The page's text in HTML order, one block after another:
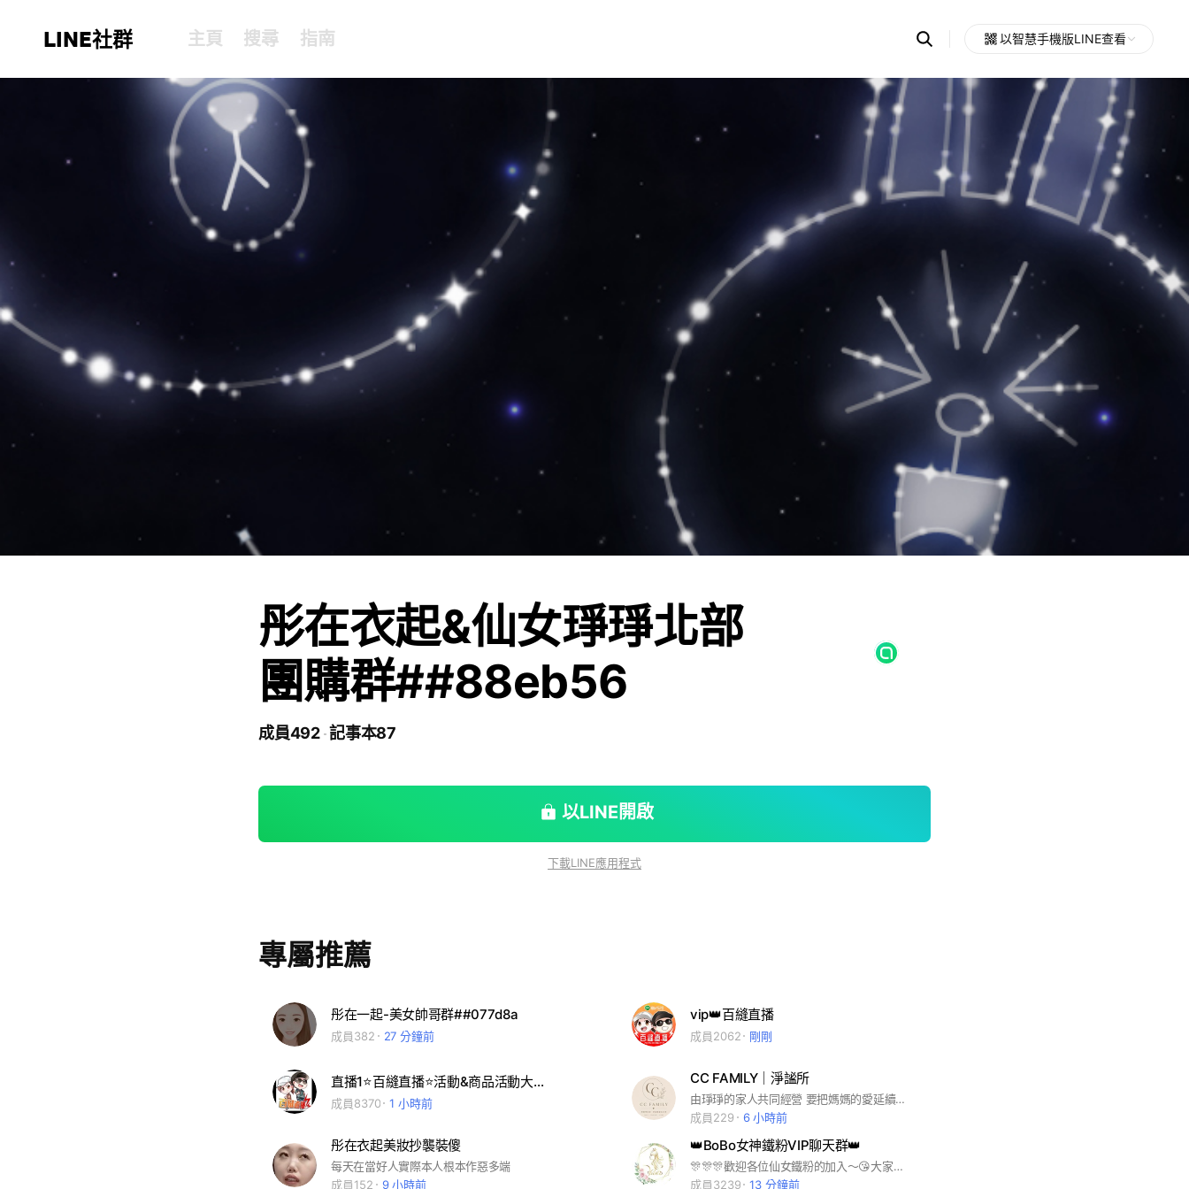
LINE社群 主頁 搜尋 指南 Search
OpenChats
messages
search
以智慧手機版LINE查看
彤在衣起&仙女琤琤北部
團購群##88eb56
成員492 記事本87
以LINE開啟
下載LINE應用程式
專屬推薦
彤在一起-美女帥哥群##077d8a
成員382 27 分鐘前
vip👑百縫直播
成員2062 剛剛
直播1⭐百縫直播⭐活動&商品活動大群🤗
成員8370 1 小時前
CC FAMILY｜淨謐所
由琤琤的家人共同經營 要把媽媽的愛延續下去🤎 把收到的愛，分享給更多人 —— 香氛｜零食｜居家｜生活選物
成員229
6 小時前
彤在衣起美妝抄襲裝傻
每天在當好人實際本人根本作惡多端
成員152
9 小時前
👑BoBo女神鐵粉VIP聊天群👑
🎊🎊🎊歡迎各位仙女鐵粉的加入～😘大家一起開心聊天分享生活樂趣吧～為了確保大家聊天品質，請務必遵守以下幾點！ 👍👍👍本社群是提供喜愛BOBO的仙女鐵粉們純分享聊天使用，因為會不定期舉辦抽獎送禮物活動，加入時務必使用與FB相同的名字及照片，避免中獎無法入到購物車 ‼️嚴格禁止爭吵，含有攻擊性言論，買賣交換商品，分享奇怪的連結，任何影響本社群和諧的行為一經發現會立刻剔除，請務必遵守！ 💖大家可以在這裡分享商品使用心得，許願想要的商品，以及任何的生活趣事，子子跟蔡蔡因為作息時間不同，不一定會立刻回覆大家，請不要介意～ 以下幾點請直接私訊FB粉絲團，會有專門的小幫手幫大家處理，請勿在這裡提出，因為這裡面沒有小幫手，沒辦法幫大家處理～ 🚫訂單購物車商品問題 🚫商品收到瑕疵退換貨問題 🚫訂單結單什麼時候收到以及貨運寄送狀況
成員3239
13 分鐘前